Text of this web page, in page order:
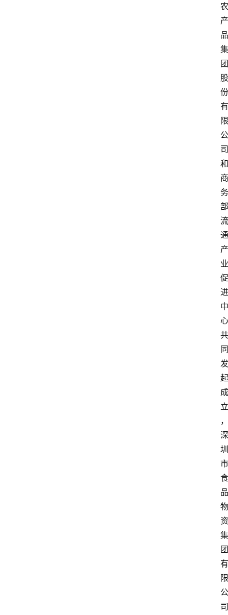
农
产
品
集
团
股
份
有
限
公
司
和
商
务
部
流
通
产
业
促
进
中
心
共
同
发
起
成
立
，
深
圳
市
食
品
物
资
集
团
有
限
公
司